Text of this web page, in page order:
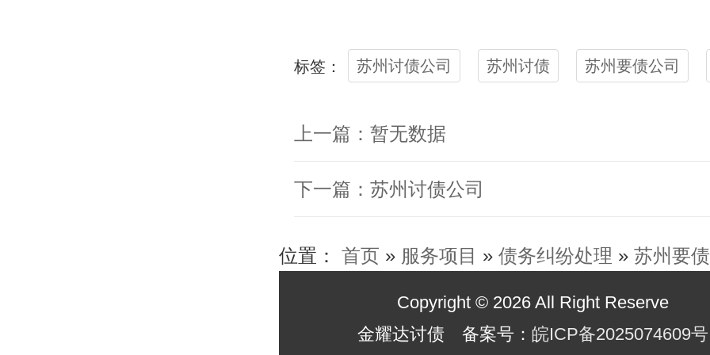
标签： 苏州讨债公司 苏州讨债 苏州要债公司
上一篇：暂无数据
下一篇：苏州讨债公司
位置： 首页 » 服务项目 » 债务纠纷处理 » 苏州要
Copyright © 2026 All Right Reserve
金耀达讨债 备案号： 皖ICP备2025074609号